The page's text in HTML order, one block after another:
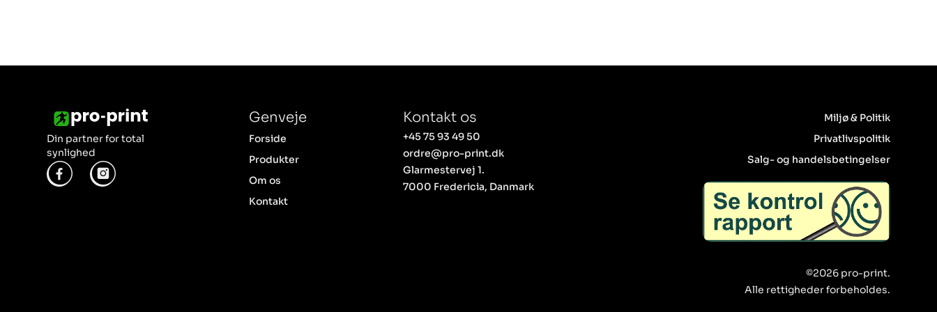
Din partner for total
synlighed
Genveje
Forside
Produkter
Om os
Kontakt
Kontakt os
+45 75 93 49 50
ordre@pro-print.dk
Glarmestervej 1.
7000 Fredericia, Danmark
Miljø & Politik
Privatlivspolitik
Salg- og handelsbetingelser
©2026 pro-print.
Alle rettigheder forbeholdes.